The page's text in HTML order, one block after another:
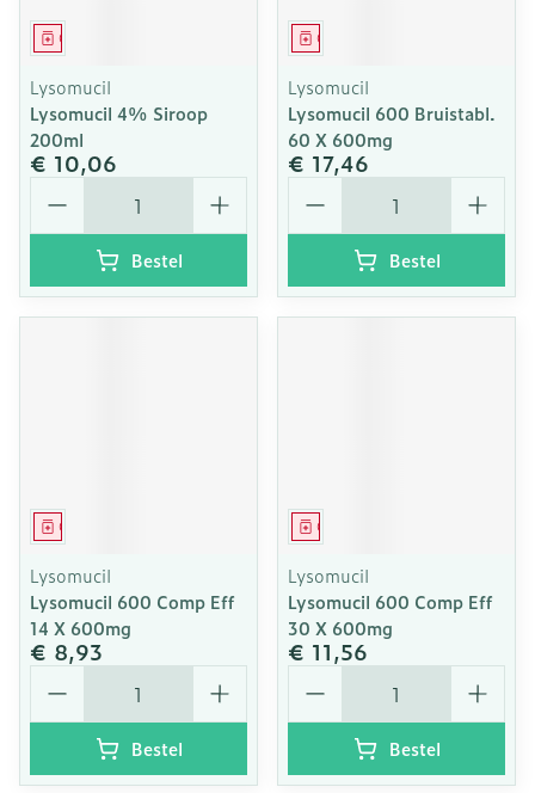
Geneesmiddel
Lysomucil
Lysomucil 4% Siroop
200ml
€ 10,06
Aantal
Bestel
Geneesmiddel
Lysomucil
Lysomucil 600 Bruistabl.
60 X 600mg
€ 17,46
Aantal
Bestel
Geneesmiddel
Lysomucil
Lysomucil 600 Comp Eff
14 X 600mg
€ 8,93
Aantal
Bestel
Geneesmiddel
Lysomucil
Lysomucil 600 Comp Eff
30 X 600mg
€ 11,56
Aantal
Bestel